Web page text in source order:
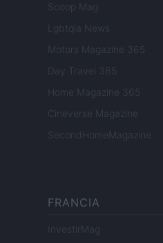
Scoop Mag
Lgbtqia News
Motors Magazine 365
Day Travel 365
Home Magazine 365
Cineverse Magazine
SecondHomeMagazine
FRANCIA
InvestirMag